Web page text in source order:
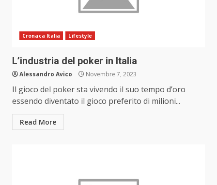
Cronaca Italia Lifestyle
L’industria del poker in Italia
Alessandro Avico Novembre 7, 2023
Il gioco del poker sta vivendo il suo tempo d’oro
essendo diventato il gioco preferito di milioni...
Read More